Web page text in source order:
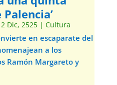
2 Dic, 2525| Cultura
en escaparate del
a los
Ramón Margareto y